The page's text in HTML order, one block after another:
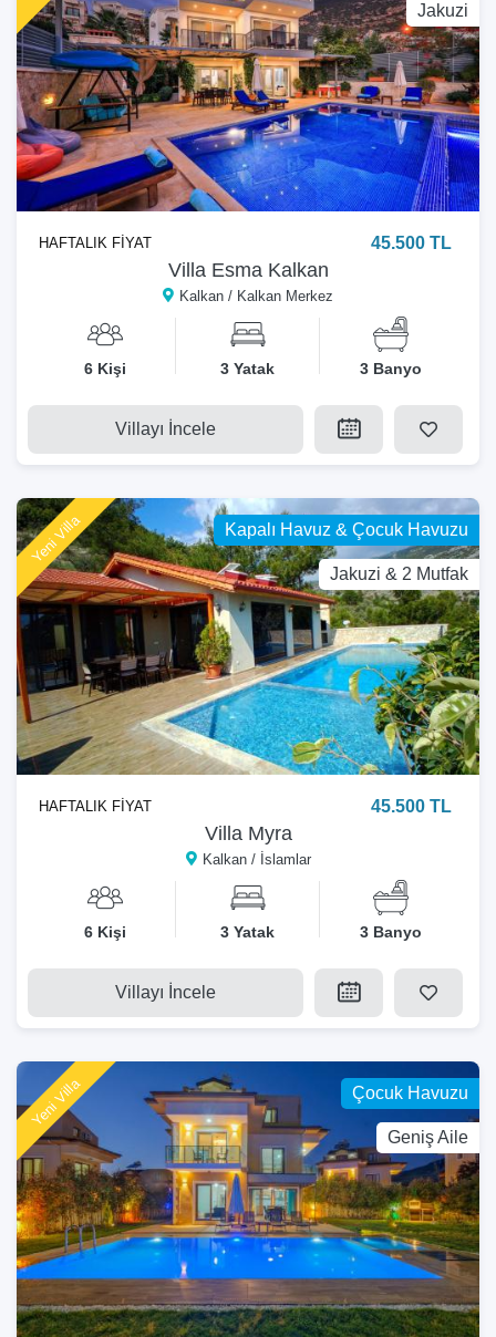
Jakuzi
Villa Esma Kalkan
Kalkan / Kalkan Merkez
HAFTALIK FİYAT 45.500 TL
6 Kişi 3 Yatak 3 Banyo
Villayı İncele
Kapalı Havuz & Çocuk Havuzu
Jakuzi & 2 Mutfak
Yeni Villa
Villa Myra
Kalkan / İslamlar
HAFTALIK FİYAT 45.500 TL
6 Kişi 3 Yatak 3 Banyo
Villayı İncele
Çocuk Havuzu
Geniş Aile
Yeni Villa